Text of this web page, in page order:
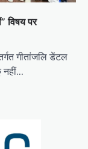
विषय पर
गीतांजलि डेंटल
नहीं…